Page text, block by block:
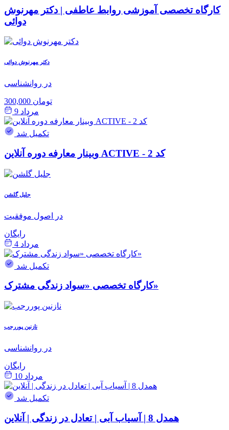
کارگاه تخصصی آموزشی روابط عاطفی | دکتر مهرنوش
دوائی
دکتر مهرنوش دوائی
در روانشناسی
300,000 تومان
مرداد 9
تکمیل شد
وبینار معارفه دوره آنلاین ACTIVE - کد 2
جلیل گلشن
در اصول موفقیت
رایگان
مرداد 4
تکمیل شد
کارگاه تخصصی «سواد زندگی مشترک»
نازنین پوررجب
در روانشناسی
رایگان
مرداد 10
تکمیل شد
همدل 8 | آسیاب آبی | تعادل در زندگی | آنلاین